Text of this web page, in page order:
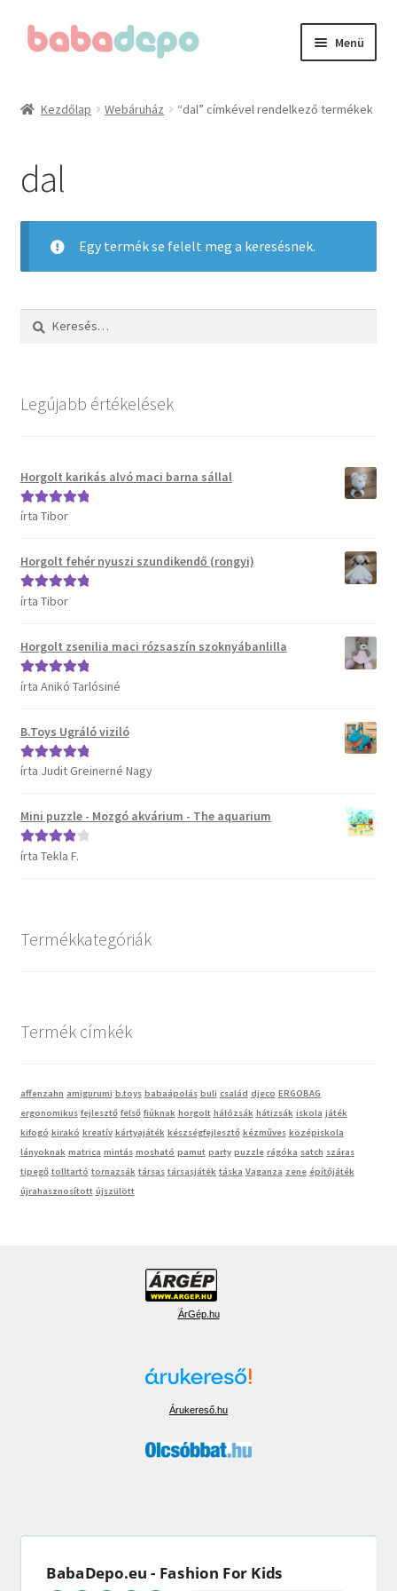
Ugrás
Kilépés
Menü
Adatvédelmi irányelvek
Általános Szerződési Feltételek (ÁSZF)
Blog
Cégünkről
Kosár
Termékeink
Affenzahn táskák
B.Toys termékeink
Bristle Blocks építőjátékok
DJECO termékeink
ERGOBAG táskák
Vaganza gyermekruházat
Webáruház
Kezdőlap Webáruház “dal” címkével rendelkező termékek
dal
Egy termék se felelt meg a keresésnek.
Keresés:
Legújabb értékelések
Horgolt karikás alvó maci barna sállal
Értékelés:
írta Tibor
Horgolt fehér nyuszi szundikendő (rongyi)
Értékelés:
írta Tibor
Horgolt zsenilia maci rózsaszín szoknyábanlilla
Értékelés:5/
írta Anikó Tarlósiné
B.Toys Ugráló viziló
Értékelés:5/
írta Judit Greinerné Nagy
Mini puzzle - Mozgó akvárium - The aquarium
Értékelés:
írta Tekla F.
Termékkategóriák
Termék címkék
affenzahn amigurumi b.toys babaápolás buli család djeco ERGOBAG
ergonomikus fejlesztő felső fiúknak horgolt hálózsák hátizsák iskola játék
kifogó kirakó kreatív kártyajáték készségfejlesztő kézműves középiskola
lányoknak matrica mintás mosható pamut party puzzle rágóka satch száras
tipegő tolltartó tornazsák társas társasjáték táska Vaganza zene építőjáték
újrahasznosított újszülött
ÁrGép.hu
Árukereső.hu
BabaDepo.eu - Fashion For Kids